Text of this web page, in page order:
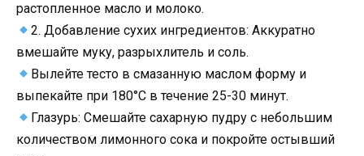
растопленное масло и молоко.
2. Добавление сухих ингредиентов: Аккуратно
вмешайте муку, разрыхлитель и соль.
Вылейте тесто в смазанную маслом форму и
выпекайте при 180°C в течение 25-30 минут.
Глазурь: Смешайте сахарную пудру с небольшим
количеством лимонного сока и покройте остывший